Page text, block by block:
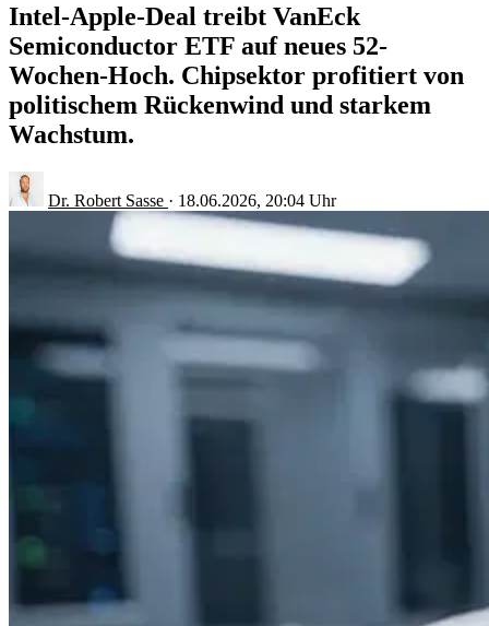
Intel-Apple-Deal treibt VanEck
Semiconductor ETF auf neues 52-
Wochen-Hoch. Chipsektor profitiert von
politischem Rückenwind und starkem
Wachstum.
Dr. Robert Sasse · 18.06.2026, 20:04 Uhr